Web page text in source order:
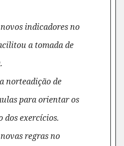
indicadores no
a tomada de
norteadição de
para orientar os
dos exercícios.
regras no